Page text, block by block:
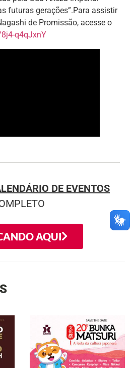
futuras gerações”.Para assistir
de Promissão, acesse o
q4qJxnY
DE EVENTOS
AQUI